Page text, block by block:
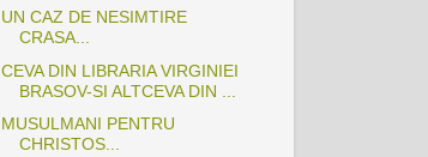
UN CAZ DE NESIMTIRE
CRASA...
CEVA DIN LIBRARIA VIRGINIEI
BRASOV-SI ALTCEVA DIN ...
MUSULMANI PENTRU
CHRISTOS...